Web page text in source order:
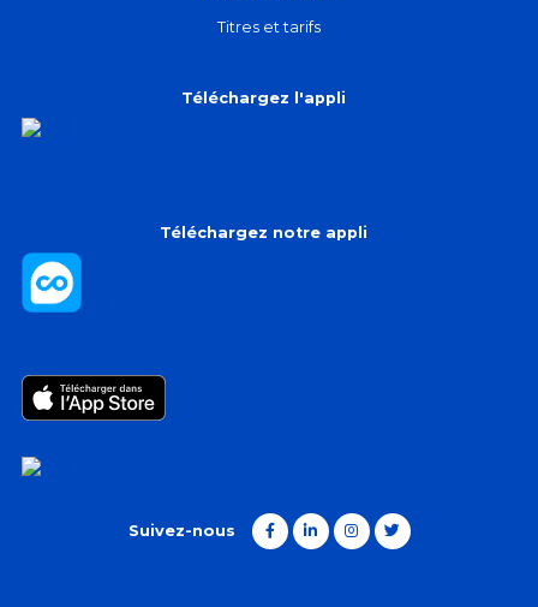
Titres et tarifs
Téléchargez l'appli
Téléchargez notre appli
Suivez-nous